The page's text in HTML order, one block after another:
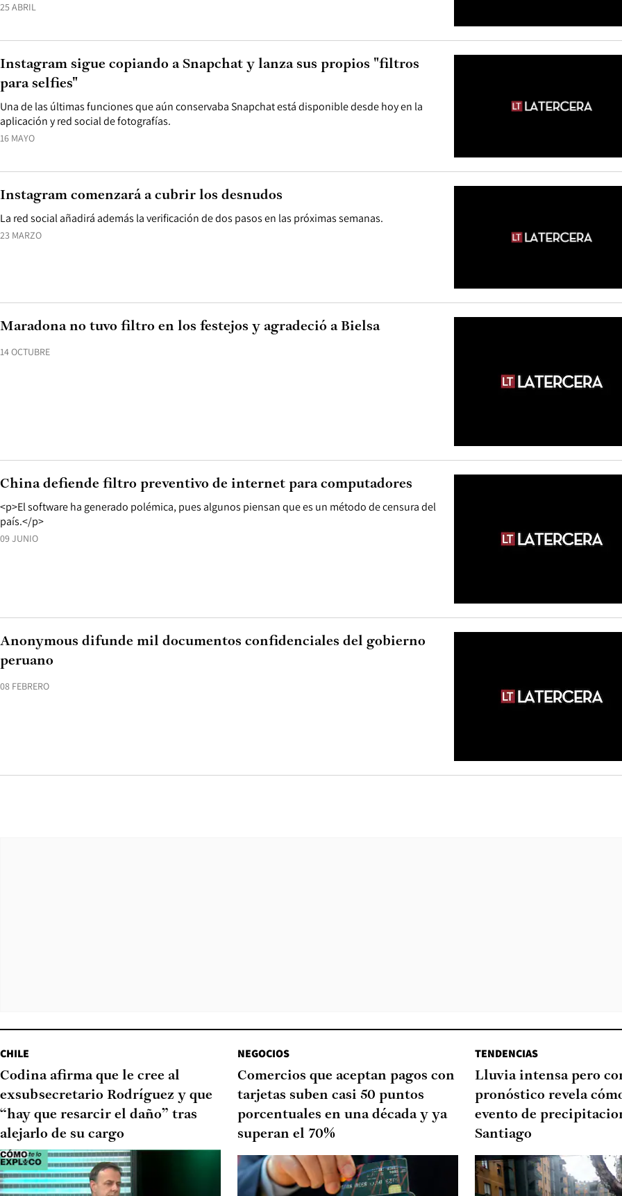
25 ABRIL
16 MAYO
Una de las últimas funciones que aún conservaba Snapchat está disponible desde hoy en la
aplicación y red social de fotografías.
Instagram sigue copiando a Snapchat y lanza sus propios "filtros
para selfies"
23 MARZO
La red social añadirá además la verificación de dos pasos en las próximas semanas.
Instagram comenzará a cubrir los desnudos
14 OCTUBRE
Maradona no tuvo filtro en los festejos y agradeció a Bielsa
09 JUNIO
<p>El software ha generado polémica, pues algunos piensan que es un método de censura del
país.</p>
China defiende filtro preventivo de internet para computadores
08 FEBRERO
Anonymous difunde mil documentos confidenciales del gobierno
peruano
CHILE
Codina afirma que le cree al
exsubsecretario Rodríguez y que
“hay que resarcir el daño” tras
alejarlo de su cargo
NEGOCIOS
Comercios que aceptan pagos con
tarjetas suben casi 50 puntos
porcentuales en una década y ya
superan el 70%
TENDENCIAS
Lluvia intensa pero
pronóstico revela
evento de
Santiago